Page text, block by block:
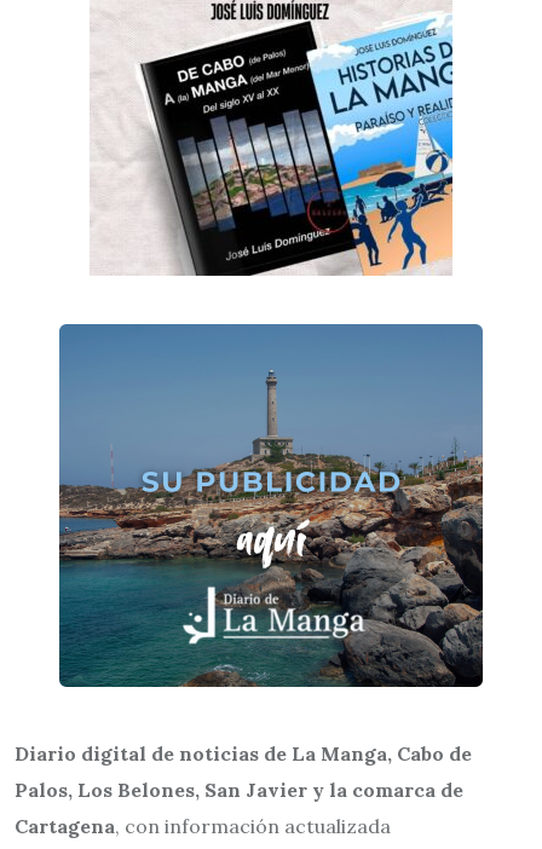
Diario digital de noticias de La Manga, Cabo de
Palos, Los Belones, San Javier y la comarca de
Cartagena, con información actualizada